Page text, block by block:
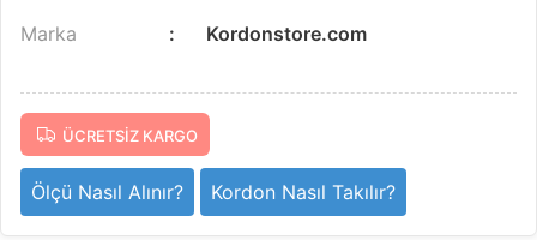
Marka Kordonstore.com
ÜCRETSIZ KARGO
Ölçü Nasıl Alınır? Kordon Nasıl Takılır?